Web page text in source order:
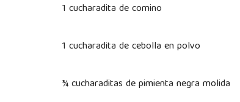
1 cucharadita de comino
1 cucharadita de cebolla en polvo
¾ cucharaditas de pimienta negra molida